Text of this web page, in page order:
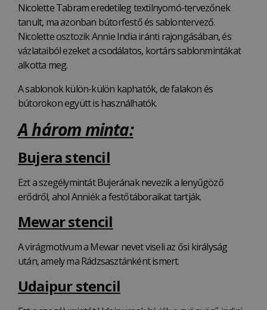
Nicolette Tabram eredetileg textilnyomó-tervezőnek
tanult, ma azonban bútorfestő és sablontervező.
Nicolette osztozik Annie India iránti rajongásában, és
vázlataiból ezeket a csodálatos, kortárs sablonmintákat
alkotta meg.
A sablonok külön-külön kaphatók, de falakon és
bútorokon együtt is használhatók.
A három minta:
Bujera stencil
Ezt a szegélymintát Bujerának nevezik a lenyűgöző
erődről, ahol Anniék a festőtáboraikat tartják.
Mewar stencil
A virágmotívum a Mewar nevet viseli az ősi királyság
után, amely ma Rádzsasztánként ismert.
Udaipur stencil